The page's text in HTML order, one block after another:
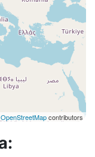
OpenStreetMapcontributors